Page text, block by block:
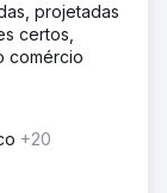
projetadas
certos,
comércio
+20